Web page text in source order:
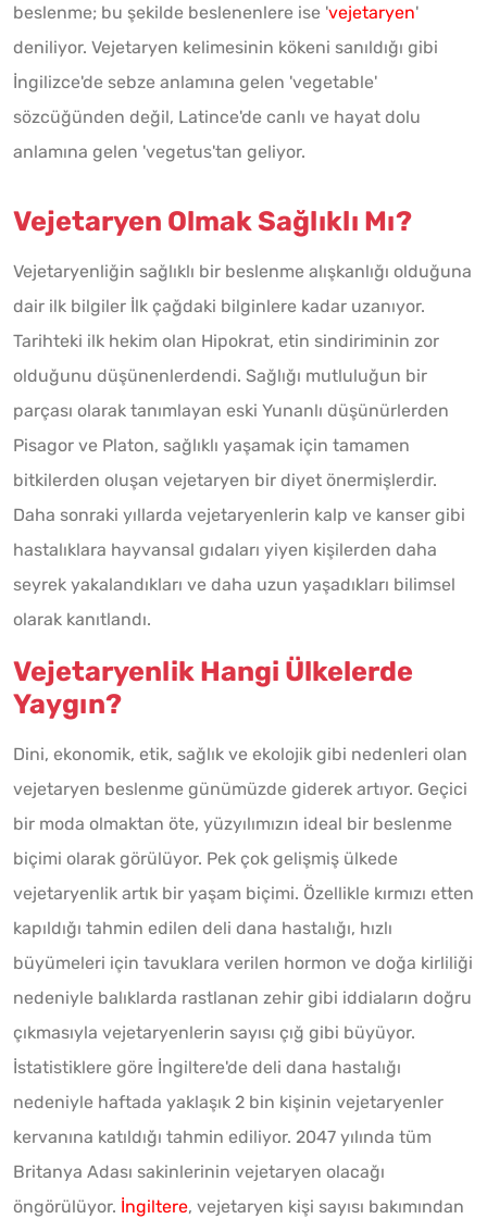
beslenme; bu şekilde beslenenlere ise 'vejetaryen'
deniliyor. Vejetaryen kelimesinin kökeni sanıldığı gibi
İngilizce'de sebze anlamına gelen 'vegetable'
sözcüğünden değil, Latince'de canlı ve hayat dolu
anlamına gelen 'vegetus'tan geliyor.
Vejetaryen Olmak Sağlıklı Mı?
Vejetaryenliğin sağlıklı bir beslenme alışkanlığı olduğuna
dair ilk bilgiler İlk çağdaki bilginlere kadar uzanıyor.
Tarihteki ilk hekim olan Hipokrat, etin sindiriminin zor
olduğunu düşünenlerdendi. Sağlığı mutluluğun bir
parçası olarak tanımlayan eski Yunanlı düşünürlerden
Pisagor ve Platon, sağlıklı yaşamak için tamamen
bitkilerden oluşan vejetaryen bir diyet önermişlerdir.
Daha sonraki yıllarda vejetaryenlerin kalp ve kanser gibi
hastalıklara hayvansal gıdaları yiyen kişilerden daha
seyrek yakalandıkları ve daha uzun yaşadıkları bilimsel
olarak kanıtlandı.
Vejetaryenlik Hangi Ülkelerde
Yaygın?
Dini, ekonomik, etik, sağlık ve ekolojik gibi nedenleri olan
vejetaryen beslenme günümüzde giderek artıyor. Geçici
bir moda olmaktan öte, yüzyılımızın ideal bir beslenme
biçimi olarak görülüyor. Pek çok gelişmiş ülkede
vejetaryenlik artık bir yaşam biçimi. Özellikle kırmızı etten
kapıldığı tahmin edilen deli dana hastalığı, hızlı
büyümeleri için tavuklara verilen hormon ve doğa kirliliği
nedeniyle balıklarda rastlanan zehir gibi iddiaların doğru
çıkmasıyla vejetaryenlerin sayısı çığ gibi büyüyor.
İstatistiklere göre İngiltere'de deli dana hastalığı
nedeniyle haftada yaklaşık 2 bin kişinin vejetaryenler
kervanına katıldığı tahmin ediliyor. 2047 yılında tüm
Britanya Adası sakinlerinin vejetaryen olacağı
öngörülüyor. İngiltere, vejetaryen kişi sayısı bakımından